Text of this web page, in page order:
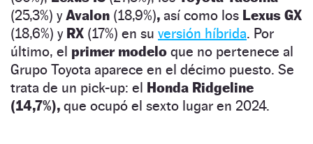
(25,3%) yAvalon (18,9%), así como los Lexus GX
(18,6%) y RX (17%) en su versión híbrida. Por
último, el primer modelo que no pertenece al
Grupo Toyota aparece en el décimo puesto. Se
trata de un pick-up: el Honda Ridgeline
(14,7%), que ocupó el sexto lugar en 2024.